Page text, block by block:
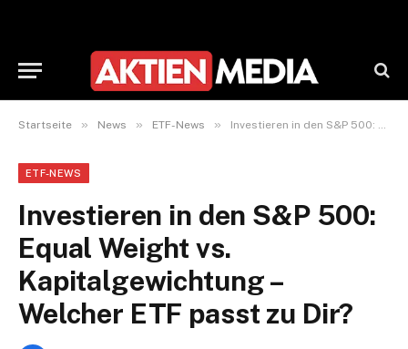
Startseite » News » ETF-News » Investieren in den S&P 500: Equal Weight vs. Kapitalgewichtung – Welcher ETF passt zu Dir?
ETF-NEWS
Investieren in den S&P 500:
Equal Weight vs.
Kapitalgewichtung –
Welcher ETF passt zu Dir?